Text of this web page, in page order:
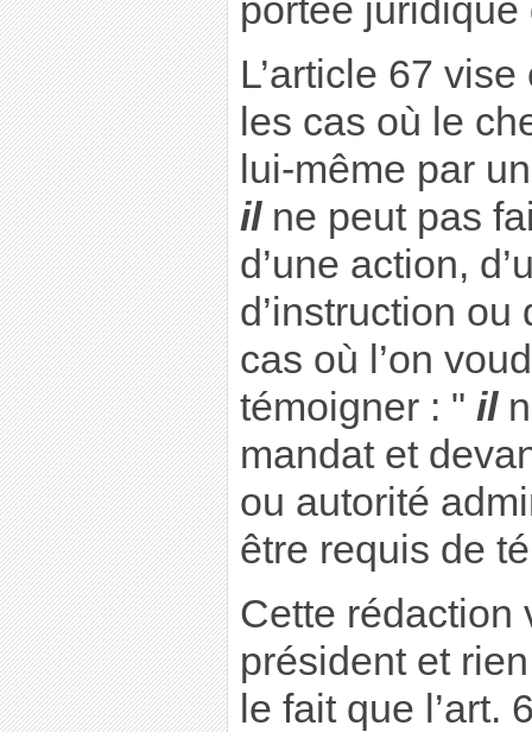
portée juridique
L’article 67
les cas où le
lui-même par
il ne peut pas
d’une action,
d’instruction
cas où l’on
témoigner : " il
mandat et
ou autorité
être requis de
Cette rédaction
président et
le fait que l’art.